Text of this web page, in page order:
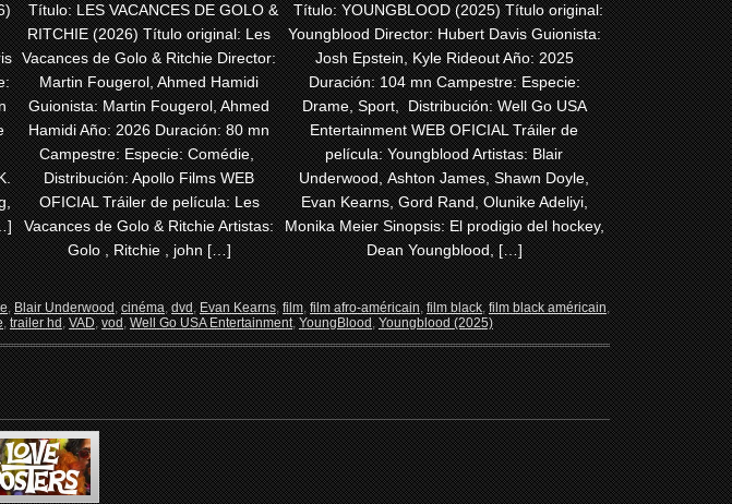
Título: LES VACANCES DE GOLO &
RITCHIE (2026) Título original: Les
Vacances de Golo & Ritchie Director:
Martin Fougerol, Ahmed Hamidi
Guionista: Martin Fougerol, Ahmed
Hamidi Año: 2026 Duración: 80 mn
Campestre: Especie: Comédie,
Distribución: Apollo Films WEB
OFICIAL Tráiler de película: Les
Vacances de Golo & Ritchie Artistas:
Golo , Ritchie , john […]
Título: YOUNGBLOOD (2025) Título original:
Youngblood Director: Hubert Davis Guionista:
Josh Epstein, Kyle Rideout Año: 2025
Duración: 104 mn Campestre: Especie:
Drame, Sport, Distribución: Well Go USA
Entertainment WEB OFICIAL Tráiler de
película: Youngblood Artistas: Blair
Underwood, Ashton James, Shawn Doyle,
Evan Kearns, Gord Rand, Olunike Adeliyi,
Monika Meier Sinopsis: El prodigio del hockey,
Dean Youngblood, […]
,Blair Underwood,cinéma,dvd,Evan Kearns,film,film afro-américain,film black,film black américain,
,trailer hd,VAD,vod,Well Go USA Entertainment,YoungBlood,Youngblood (2025)